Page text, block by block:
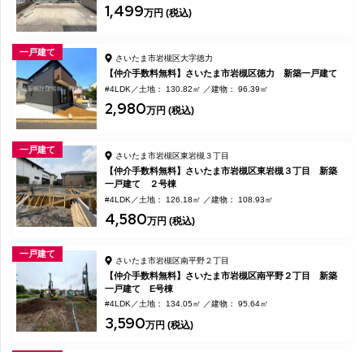
1,499万円 (税込)
一戸建て
さいたま市岩槻区大字徳力
【仲介手数料無料】さいたま市岩槻区徳力 新築一戸建て
#4LDK 土地： 130.82㎡ 建物： 96.39㎡
2,980万円 (税込)
一戸建て
さいたま市岩槻区東岩槻３丁目
【仲介手数料無料】さいたま市岩槻区東岩槻３丁目 新築
一戸建て ２号棟
#4LDK 土地： 126.18㎡ 建物： 108.93㎡
4,580万円 (税込)
一戸建て
さいたま市岩槻区南平野２丁目
【仲介手数料無料】さいたま市岩槻区南平野２丁目 新築
一戸建て E号棟
#4LDK 土地： 134.05㎡ 建物： 95.64㎡
3,590万円 (税込)